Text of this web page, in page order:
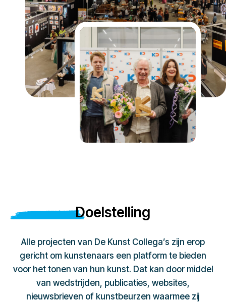
Doelstelling
Alle projecten van De Kunst Collega’s zijn erop
gericht om kunstenaars een platform te bieden
voor het tonen van hun kunst. Dat kan door middel
van wedstrijden, publicaties, websites,
nieuwsbrieven of kunstbeurzen waarmee zij